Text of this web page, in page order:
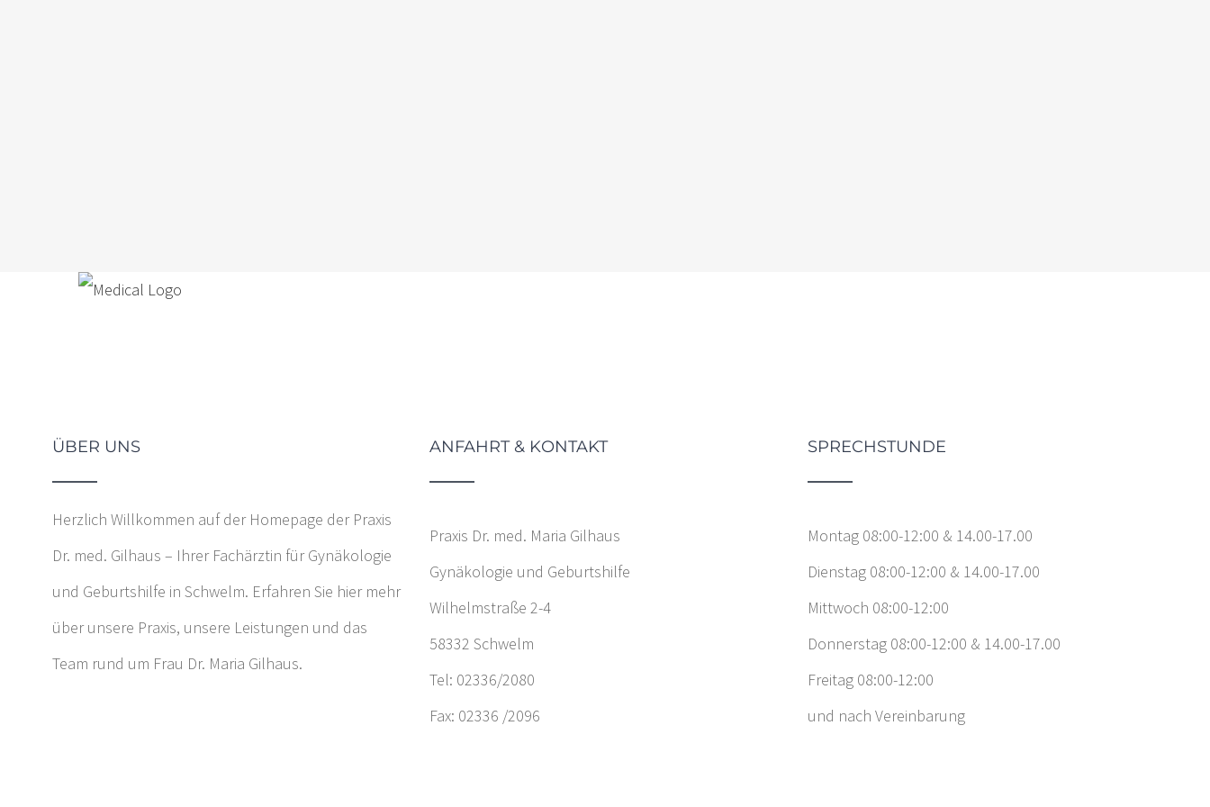
ÜBER UNS
Herzlich Willkommen auf der Homepage der Praxis
Dr. med. Gilhaus – Ihrer Fachärztin für Gynäkologie
und Geburtshilfe in Schwelm. Erfahren Sie hier mehr
über unsere Praxis, unsere Leistungen und das
Team rund um Frau Dr. Maria Gilhaus.
ANFAHRT & KONTAKT
Praxis Dr. med. Maria Gilhaus
Gynäkologie und Geburtshilfe
Wilhelmstraße 2-4
58332 Schwelm
Tel: 02336/2080
Fax: 02336 /2096
SPRECHSTUNDE
Montag 08:00-12:00 & 14.00-17.00
Dienstag 08:00-12:00 & 14.00-17.00
Mittwoch 08:00-12:00
Donnerstag 08:00-12:00 & 14.00-17.00
Freitag 08:00-12:00
und nach Vereinbarung